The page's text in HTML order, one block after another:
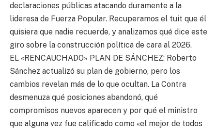
declaraciones públicas atacando duramente a la
lideresa de Fuerza Popular. Recuperamos el tuit que él
quisiera que nadie recuerde, y analizamos qué dice este
giro sobre la construcción política de cara al 2026.
EL «RENCAUCHADO» PLAN DE SÁNCHEZ: Roberto
Sánchez actualizó su plan de gobierno, pero los
cambios revelan más de lo que ocultan. La Contra
desmenuza qué posiciones abandonó, qué
compromisos nuevos aparecen y por qué el ministro
que alguna vez fue calificado como «el mejor de todos